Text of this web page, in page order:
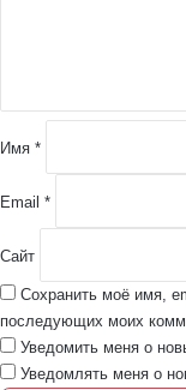
и
й
Имя *
Email *
Сайт
Сохранить моё имя,
последующих моих
Уведомить меня о
Уведомлять меня о